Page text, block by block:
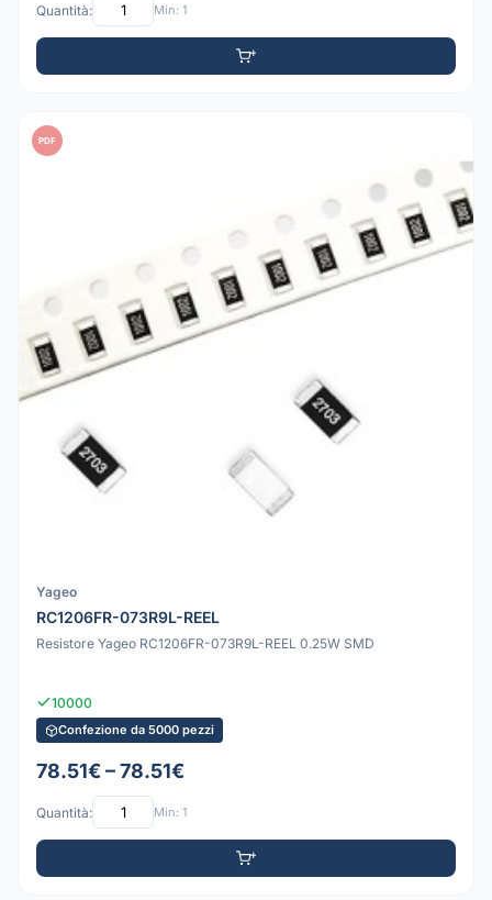
Quantità: Min: 1
PDF
Yageo
RC1206FR-073R9L-REEL
Resistore Yageo RC1206FR-073R9L-REEL 0.25W SMD
10000
Confezione da 5000 pezzi
78.51€ – 78.51€
Quantità: Min: 1